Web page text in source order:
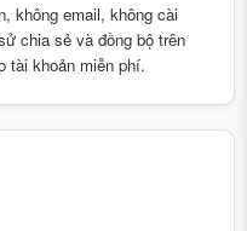
không email, không cài
chia sẻ và đồng bộ trên
tài khoản miễn phí.